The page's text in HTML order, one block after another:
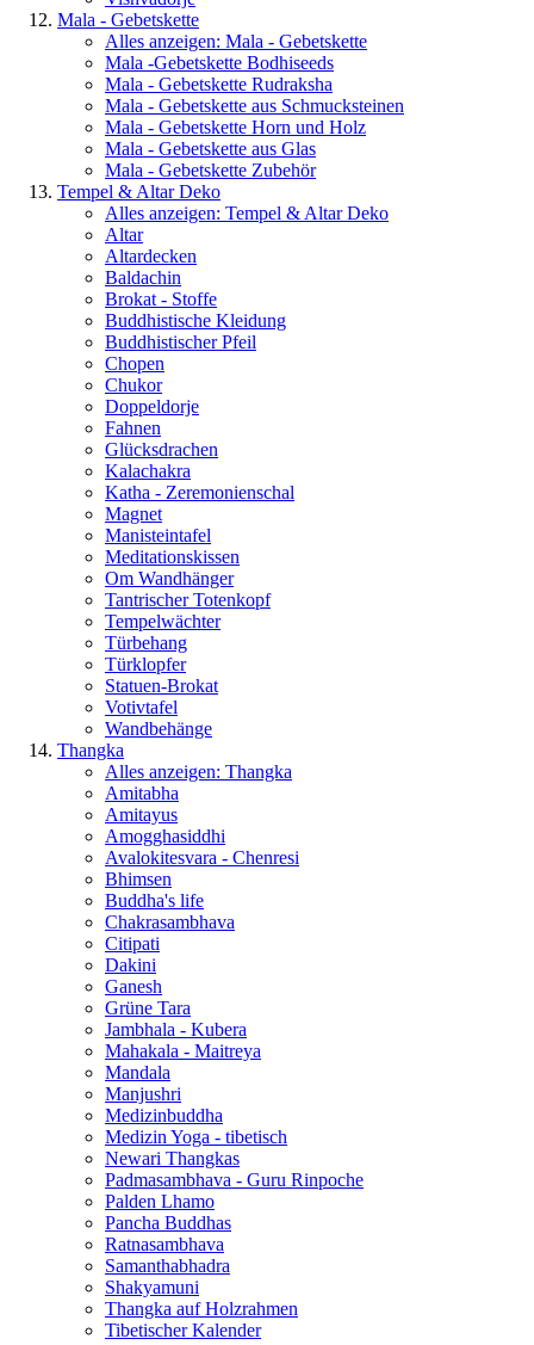
Mala - Gebetskette
Alles anzeigen: Mala - Gebetskette
Mala -Gebetskette Bodhiseeds
Mala - Gebetskette Rudraksha
Mala - Gebetskette aus Schmucksteinen
Mala - Gebetskette Horn und Holz
Mala - Gebetskette aus Glas
Mala - Gebetskette Zubehör
Tempel & Altar Deko
Alles anzeigen: Tempel & Altar Deko
Altar
Altardecken
Baldachin
Brokat - Stoffe
Buddhistische Kleidung
Buddhistischer Pfeil
Chopen
Chukor
Doppeldorje
Fahnen
Glücksdrachen
Kalachakra
Katha - Zeremonienschal
Magnet
Manisteintafel
Meditationskissen
Om Wandhänger
Tantrischer Totenkopf
Tempelwächter
Türbehang
Türklopfer
Statuen-Brokat
Votivtafel
Wandbehänge
Thangka
Alles anzeigen: Thangka
Amitabha
Amitayus
Amogghasiddhi
Avalokitesvara - Chenresi
Bhimsen
Buddha's life
Chakrasambhava
Citipati
Dakini
Ganesh
Grüne Tara
Jambhala - Kubera
Mahakala - Maitreya
Mandala
Manjushri
Medizinbuddha
Medizin Yoga - tibetisch
Newari Thangkas
Padmasambhava - Guru Rinpoche
Palden Lhamo
Pancha Buddhas
Ratnasambhava
Samanthabhadra
Shakyamuni
Thangka auf Holzrahmen
Tibetischer Kalender